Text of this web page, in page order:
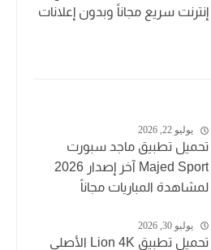
إنترنت سريع مجاناً وبدون إعلانات
يوليو 22, 2026
تحميل تطبيق ماجد سبورت
Majed Sport آخر إصدار 2026
لمشاهدة المباريات مجاناً
يوليو 30, 2026
تحميل تطبيق Lion 4K الأصلي